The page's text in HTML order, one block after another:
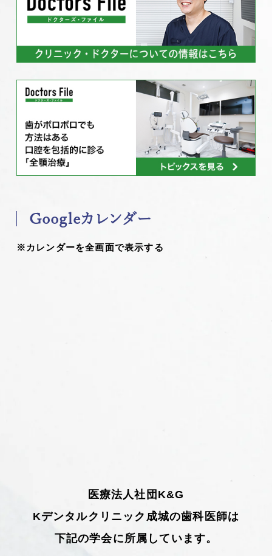
Googleカレンダー
※カレンダーを全画面で表示する
医療法人社団K&G
Kデンタルクリニック成城の歯科医師は
下記の学会に所属しています。